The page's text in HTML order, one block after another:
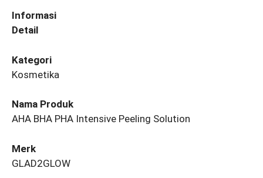
Informasi
Detail
Kategori
Kosmetika
Nama Produk
AHA BHA PHA Intensive Peeling Solution
Merk
GLAD2GLOW